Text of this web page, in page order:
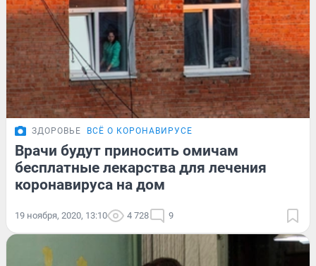
ЗДОРОВЬЕ ВСЁ О КОРОНАВИРУСЕ
Врачи будут приносить омичам
бесплатные лекарства для лечения
коронавируса на дом
19 ноября, 2020, 13:10 4 728 9